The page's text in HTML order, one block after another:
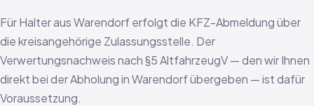
Für Halter aus Warendorf erfolgt die KFZ-Abmeldung über
die kreisangehörige Zulassungsstelle. Der
Verwertungsnachweis nach §5 AltfahrzeugV — den wir Ihnen
direkt bei der Abholung in Warendorf übergeben — ist dafür
Voraussetzung.